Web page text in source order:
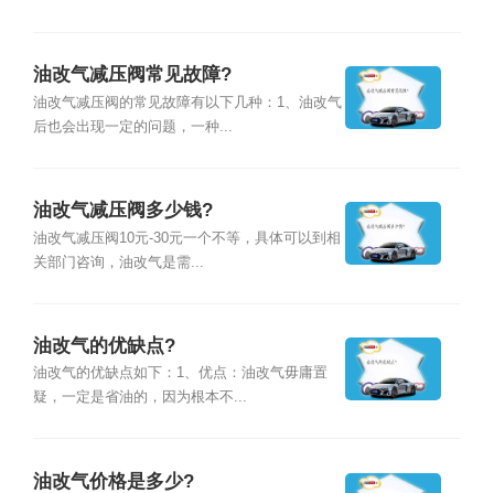
油改气减压阀常见故障?
油改气减压阀的常见故障有以下几种：1、油改气
后也会出现一定的问题，一种...
油改气减压阀多少钱?
油改气减压阀10元-30元一个不等，具体可以到相
关部门咨询，油改气是需...
油改气的优缺点?
油改气的优缺点如下：1、优点：油改气毋庸置
疑，一定是省油的，因为根本不...
油改气价格是多少?